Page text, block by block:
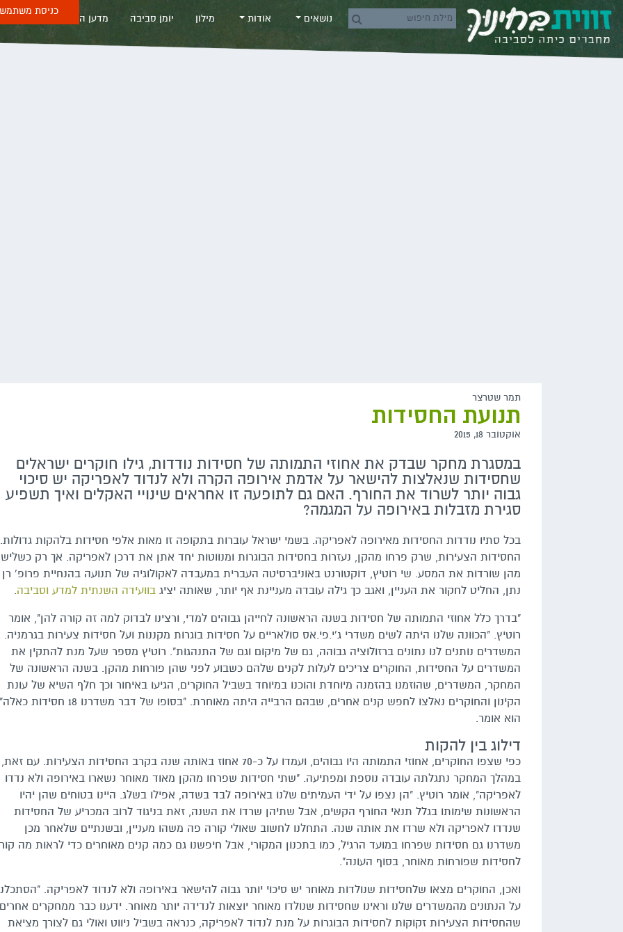
Skip to content
Search icons
נושאים אודות מילון יומן סביבה מדען החודש
כניסת
תמר שטרצר
תנועת החסידות
אוקטובר 18, 2015
במסגרת מחקר שבדק את אחוזי התמותה של חסידות נודדות, גילו חוקרים ישראלים
שחסידות שנאלצות להישאר על אדמת אירופה הקרה ולא לנדוד לאפריקה יש סיכוי
גבוה יותר לשרוד את החורף. האם גם לתופעה זו אחראים שינויי האקלים ואיך תשפיע
סגירת מזבלות באירופה על המגמה?
בכל סתיו נודדות החסידות מאירופה לאפריקה. בשמי ישראל עוברות בתקופה זו מאות אלפי חסידות בלהקות גדולות.
החסידות הצעירות, שרק פרחו מהקן, נעזרות בחסידות הבוגרות ומנווטות יחד אתן את דרכן לאפריקה. אך רק כשליש
מהן שורדות את המסע. שי רוטיץ, דוקטורנט באוניברסיטה העברית במעבדה לאקולוגיה של תנועה בהנחיית פרופ' רן
נתן, החליט לחקור את העניין, ואגב כך גילה עובדה מעניינת אף יותר, שאותה יציג בוועידה השנתית למדע וסביבה.
"בדרך כלל אחוזי התמותה של חסידות בשנה הראשונה לחייהן גבוהים למדי, ורצינו לבדוק למה זה קורה להן", אומר
רוטיץ. "הכוונה שלנו היתה לשים משדרי ג'י.פי.אס סולאריים על חסידות בוגרות מקננות ועל חסידות צעירות בגרמניה.
המשדרים נותנים לנו נתונים ברזולוציה גבוהה, גם של מיקום וגם של התנהגות". רוטיץ מספר שעל מנת להתקין את
המשדרים על החסידות, החוקרים צריכים לעלות לקנים שלהם כשבוע לפני שהן פורחות מהקן. בשנה הראשונה של
המחקר, המשדרים, שהוזמנו בהזמנה מיוחדת והוכנו במיוחד בשביל החוקרים, הגיעו באיחור וכך חלף השיא של עונת
הקינון והחוקרים נאלצו לחפש קנים אחרים, שבהם הרבייה היתה מאוחרת. "בסופו של דבר משדרנו 18
הוא אומר.
דילוג בין להקות
כפי שצפו החוקרים, אחוזי התמותה היו גבוהים, ועמדו על כ-70 אחוז באותה שנה בקרב החסידות הצעירות. עם זאת,
במהלך המחקר נתגלתה עובדה נוספת ומפתיעה. "שתי חסידות שפרחו מהקן מאוד מאוחר נשארו באירופה ולא נדדו
לאפריקה", אומר רוטיץ. "הן נצפו על ידי העמיתים שלנו באירופה לבד בשדה, אפילו בשלג. היינו בטוחים שהן יהיו
הראשונות שימותו בגלל תנאי החורף הקשים, אבל שתיהן שרדו את השנה, זאת בניגוד לרוב המכריע של החסידות
שנדדו לאפריקה ולא שרדו את אותה שנה. התחלנו לחשוב שאולי קורה פה משהו מעניין, ובשנתיים שלאחר מכן
משדרנו גם חסידות שפרחו במועד הרגיל, כמו בתכנון המקורי, אבל חיפשנו גם כמה קנים מאוחרים כדי לראות מה
לחסידות שפורחות מאוחר, בסוף העונה".
ואכן, החוקרים מצאו שלחסידות שנולדות מאוחר יש סיכוי יותר גבוה להישאר באירופה ולא לנדוד לאפריקה.
על הנתונים מהמשדרים שלנו וראינו שחסידות שנולדו מאוחר יוצאות לנדידה יותר מאוחר. ידענו כבר ממחקרים אחרים
שהחסידות הצעירות זקוקות לחסידות הבוגרות על מנת לנדוד לאפריקה, כנראה בשביל ניווט ואולי גם לצורך מציאת